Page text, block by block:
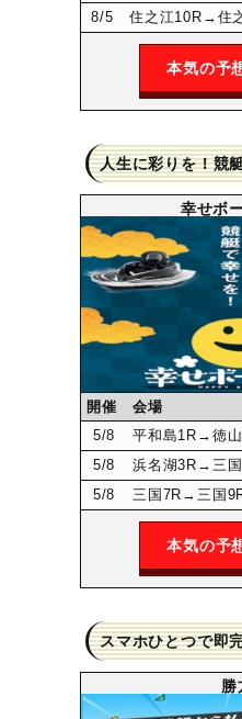
8/5 住之江10R →住
本気の予
人生に彩りを！競
幸せボ
開催 会場
5/8 平和島1R →徳
5/8 浜名湖3R →三
5/8 三国7R →三国
本気の予
スマホひとつで即
勝